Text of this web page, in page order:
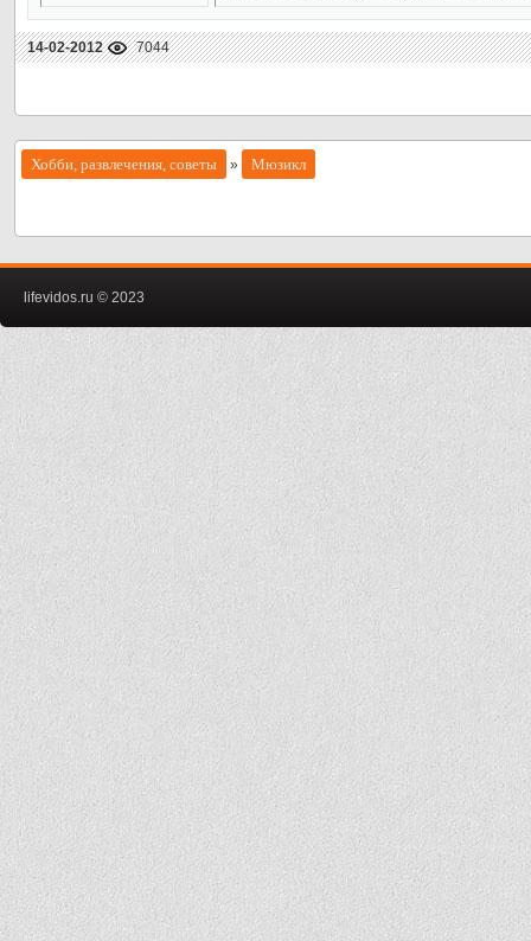
14-02-2012 7044
Хобби, развлечения, советы » Мюзикл
lifevidos.ru © 2023